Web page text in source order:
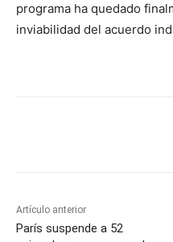
programa ha quedado
inviabilidad del acuerdo
Artículo anterior
París suspende a 52